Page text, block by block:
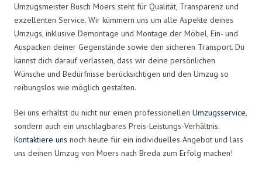
Umzugsmeister Busch Moers steht für Qualität, Transparenz und
exzellenten Service. Wir kümmern uns um alle Aspekte deines
Umzugs, inklusive Demontage und Montage der Möbel, Ein- und
Auspacken deiner Gegenstände sowie den sicheren Transport. Du
kannst dich darauf verlassen, dass wir deine persönlichen
Wünsche und Bedürfnisse berücksichtigen und den Umzug so
reibungslos wie möglich gestalten.
Bei uns erhältst du nicht nur einen professionellen Umzugsservice,
sondern auch ein unschlagbares Preis-Leistungs-Verhältnis.
Kontaktiere uns noch heute für ein individuelles Angebot und lass
uns deinen Umzug von Moers nach Breda zum Erfolg machen!